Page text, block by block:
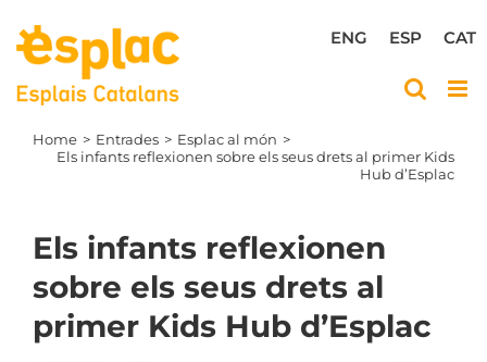
content
CAT
ESP
ENG
Home Entrades
Esplac al món
Els infants reflexionen sobre els seus drets al primer Kids
Hub d’Esplac
Els infants reflexionen
sobre els seus drets al
primer Kids Hub d’Esplac